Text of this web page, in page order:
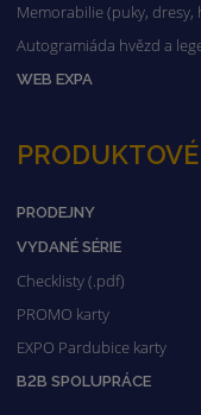
Memorabilie (puky, dresy,
Autogramiáda hvězd a
WEB EXPA
PRODEJNY
VYDANÉ SÉRIE
Checklisty (.pdf)
PROMO karty
EXPO Pardubice karty
B2B SPOLUPRÁCE